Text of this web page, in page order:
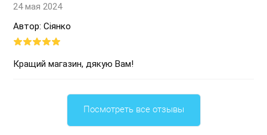
24 мая 2024
Автор: Сіянко
Кращий магазин, дякую Вам!
Посмотреть все отзывы